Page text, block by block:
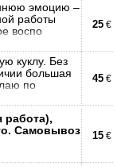
эмоцию –
работы
воспо
25 €
куклу. Без
большая
по
45 €
работа),
Самовывоз
15 €